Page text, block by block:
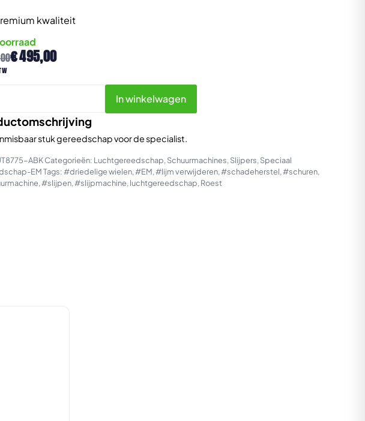
€495,00
kwaliteit
stuk gereedschap voor de specialist.
In winkelwagen
ABK Categorieën: Luchtgereedschap, Schuurmachines, Slijpers, Speciaal
EMTags:#driedelige wielen,#EM,#lijm verwijderen,#schadeherstel,#schuren,
,#slijpen,#slijpmachine, luchtgereedschap, Roest